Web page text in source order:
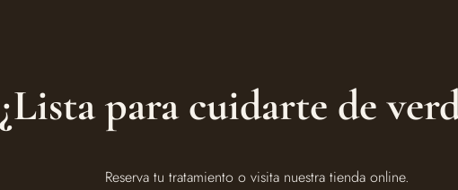
¿Lista para cuidarte de
Reserva tu tratamiento o visita nuestra tienda online.